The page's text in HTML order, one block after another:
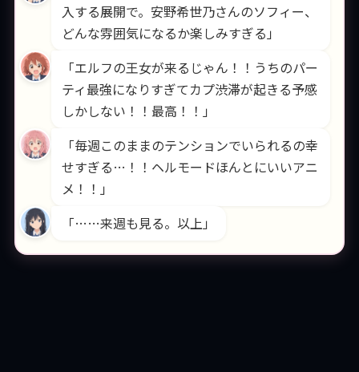
入する展開で。安野希世乃さんのソフィー、
どんな雰囲気になるか楽しみすぎる」
「エルフの王女が来るじゃん！！うちのパー
ティ最強になりすぎてカプ渋滞が起きる予感
しかしない！！最高！！」
「毎週このままのテンションでいられるの幸
せすぎる…！！ヘルモードほんとにいいアニ
メ！！」
「……来週も見る。以上」